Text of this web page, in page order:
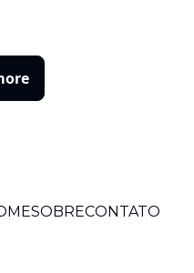
SOBRECONTATO